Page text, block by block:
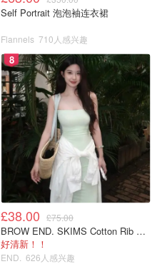
Self Portrait 泡泡袖连衣裙
Flannels 710人感兴趣
8
£38.00 £75.00
BROW END. SKIMS Cotton Rib 长款背心连衣裙 薄荷绿
好清新！！
END. 626人感兴趣